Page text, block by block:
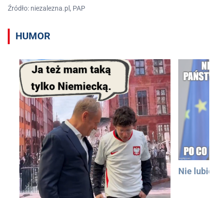
Źródło: niezalezna.pl, PAP
HUMOR
Nie lubię